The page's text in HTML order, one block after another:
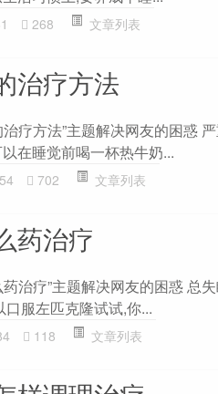
268 文章列表
治疗方法
疗方法”主题解决网友的困惑
在睡觉前喝一杯热牛奶...
702 文章列表
药治疗
治疗”主题解决网友的困惑 总
服左匹克隆试试,你...
118 文章列表